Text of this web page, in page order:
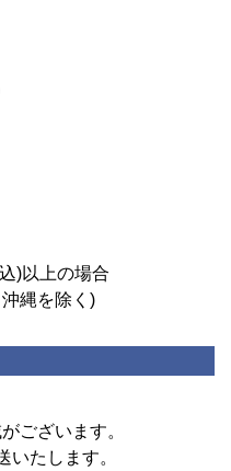
)以上の場合
縄を除く)
ございます。
いたします。